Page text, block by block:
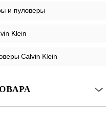
и пуловеры
Klein
Calvin Klein